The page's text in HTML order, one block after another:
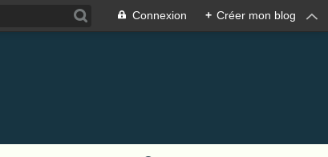
Connexion + Créer mon blog